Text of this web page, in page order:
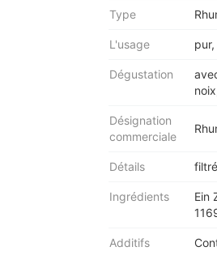
Type
L'usage
Dégustation
Désignation
commerciale
Détails
Ingrédients
Ein
Additifs